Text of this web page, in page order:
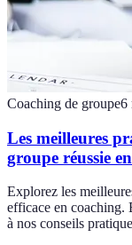
Coaching de groupe6
Les meilleures
groupe réussie
Explorez les
efficace en coaching.
à nos conseils